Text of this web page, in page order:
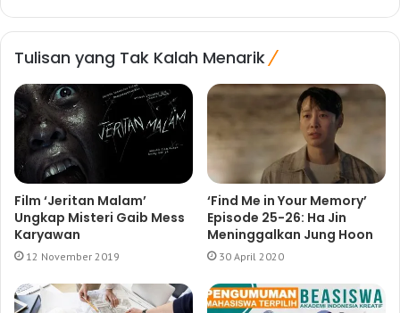
Tulisan yang Tak Kalah Menarik
Film ‘Jeritan Malam’
Ungkap Misteri Gaib Mess
Karyawan
12 November 2019
‘Find Me in Your Memory’
Episode 25-26: Ha Jin
Meninggalkan Jung Hoon
30 April 2020